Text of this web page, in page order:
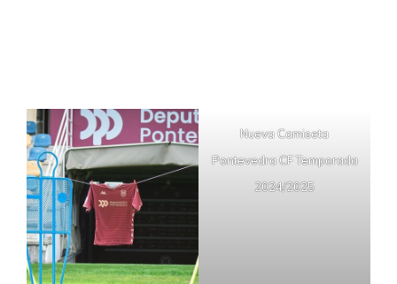
Nueva Camiseta
Pontevedra CF Temporada
2024/2025